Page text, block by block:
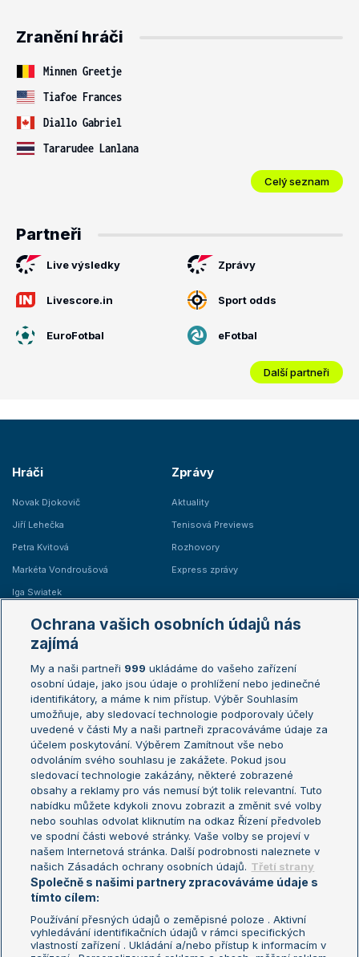
Zranění hráči
Minnen Greetje
Tiafoe Frances
Diallo Gabriel
Tararudee Lanlana
Celý seznam
Partneři
Live výsledky Zprávy
Livescore.in Sport odds
EuroFotbal eFotbal
Další partneři
Hráči
Novak Djokovič
Jiří Lehečka
Petra Kvitová
Markéta Vondroušová
Iga Swiatek
Zprávy
Aktuality
Tenisová Previews
Rozhovory
Express zprávy
Žebříčky
Žebříček ATP (muži)
Žebříček WTA (ženy)
Sázkařský žebříček
Australian Open
French Open
Wimbledon
US Open
Turnaj mistrů
Turnaj mistryň
Aktualní trendy
Fotbalové přestupy
Livesport Daily
LS Prague Open
Podmínky užití Nastavení soukromí
Ochrana vašich osobních údajů nás
zajímá
My a naši partneři 999 ukládáme do vašeho zařízení
osobní údaje, jako jsou údaje o prohlížení nebo jedinečné
identifikátory, a máme k nim přístup. Výběr Souhlasím
umožňuje, aby sledovací technologie podporovaly účely
uvedené v části My a naši partneři zpracováváme údaje za
účelem poskytování. Výběrem Zamítnout vše nebo
odvoláním svého souhlasu je zakážete. Pokud jsou
sledovací technologie zakázány, některé zobrazené
obsahy a reklamy pro vás nemusí být tolik relevantní. Tuto
nabídku můžete kdykoli znovu zobrazit a změnit své volby
nebo souhlas odvolat kliknutím na odkaz Řízení předvoleb
ve spodní části webové stránky. Vaše volby se projeví v
našem Internetová stránka. Další podrobnosti naleznete v
našich Zásadách ochrany osobních údajů. Třetí strany
Společně s našimi partnery zpracováváme údaje s
tímto cílem:
Používání přesných údajů o zeměpisné poloze . Aktivní
vyhledávání identifikačních údajů v rámci specifických
vlastností zařízení . Ukládání a/nebo přístup k informacím v